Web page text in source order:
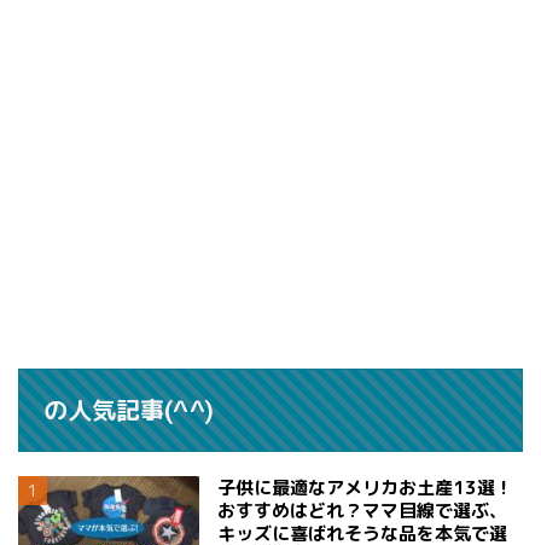
の人気記事(^^)
子供に最適なアメリカお土産13選！
おすすめはどれ？ママ目線で選ぶ、
キッズに喜ばれそうな品を本気で選